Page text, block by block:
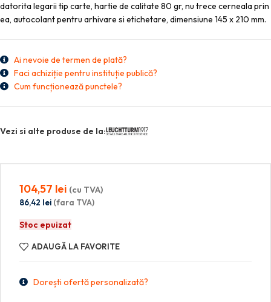
datorita legarii tip carte, hartie de calitate 80 gr, nu trece cerneala prin
ea, autocolant pentru arhivare si etichetare, dimensiune 145 x 210 mm.
Ai nevoie de termen de plată?
Faci achiziție pentru instituție publică?
Cum funcționează punctele?
Vezi si alte produse de la:
104,57 lei (cu TVA)
86,42 lei (fara TVA)
Stoc epuizat
ADAUGĂ LA FAVORITE
Dorești ofertă personalizată?